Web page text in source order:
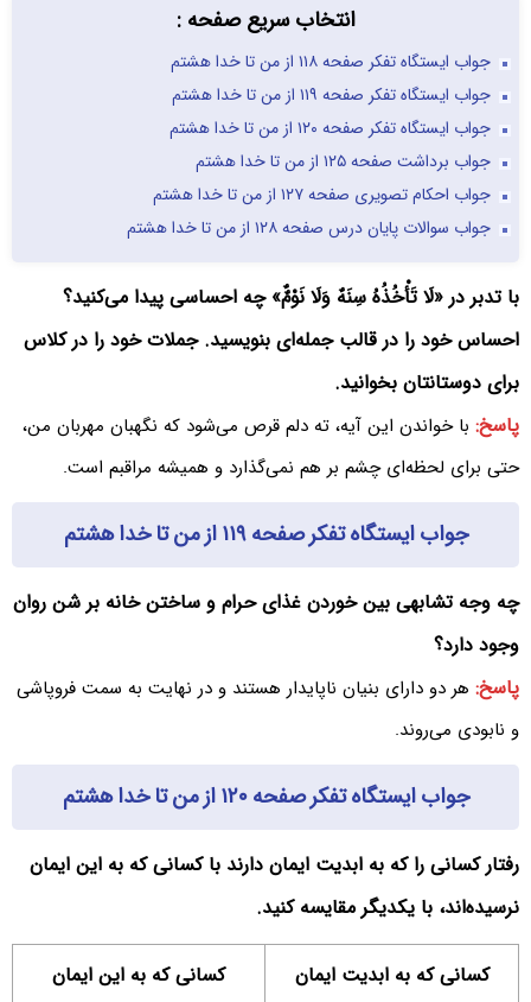
انتخاب سریع صفحه :
جواب ایستگاه تفکر صفحه ۱۱۸ از من تا خدا هشتم
جواب ایستگاه تفکر صفحه ۱۱۹ از من تا خدا هشتم
جواب ایستگاه تفکر صفحه ۱۲۰ از من تا خدا هشتم
جواب برداشت صفحه ۱۲۵ از من تا خدا هشتم
جواب احکام تصویری صفحه ۱۲۷ از من تا خدا هشتم
جواب سوالات پایان درس صفحه ۱۲۸ از من تا خدا هشتم
با تدبر در «لَا تَأْخُذُهُ سِنَهٌ وَلَا نَوْمٌٌ» چه احساسی پیدا می‌کنید؟
احساس خود را در قالب جمله‌ای بنویسید. جملات خود را در کلاس
برای دوستانتان بخوانید.
پاسخ: با خواندن این آیه، ته دلم قرص می‌شود که نگهبان مهربان من،
حتی برای لحظه‌ای چشم بر هم نمی‌گذارد و همیشه مراقبم است.
جواب ایستگاه تفکر صفحه ۱۱۹ از من تا خدا هشتم
چه وجه تشابهی بین خوردن غذای حرام و ساختن خانه بر شن روان
وجود دارد؟
پاسخ: هر دو دارای بنیان ناپایدار هستند و در نهایت به سمت فروپاشی
و نابودی می‌روند.
جواب ایستگاه تفکر صفحه ۱۲۰ از من تا خدا هشتم
رفتار کسانی را که به ابدیت ایمان دارند با کسانی که به این ایمان
نرسیده‌اند، با یکدیگر مقایسه کنید.
کسانی که به ابدیت ایمان
کسانی که به این ایمان